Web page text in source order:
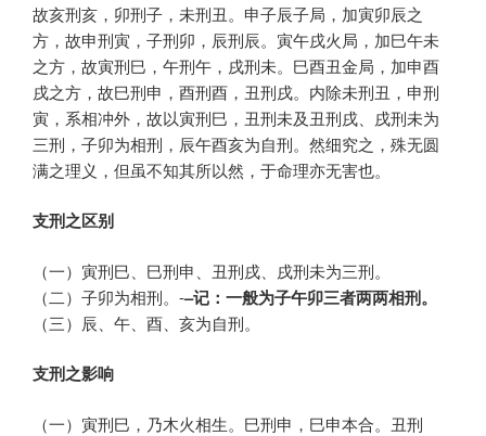
故亥刑亥，卯刑子，未刑丑。申子辰子局，加寅卯辰之
方，故申刑寅，子刑卯，辰刑辰。寅午戌火局，加巳午未
之方，故寅刑巳，午刑午，戌刑未。巳酉丑金局，加申酉
戌之方，故巳刑申，酉刑酉，丑刑戌。内除未刑丑，申刑
寅，系相冲外，故以寅刑巳，丑刑未及丑刑戌、戌刑未为
三刑，子卯为相刑，辰午酉亥为自刑。然细究之，殊无圆
满之理义，但虽不知其所以然，于命理亦无害也。
支刑之区别
（一）寅刑巳、巳刑申、丑刑戌、戌刑未为三刑。
（二）子卯为相刑。-–记：一般为子午卯三者两两相刑。
（三）辰、午、酉、亥为自刑。
支刑之影响
（一）寅刑巳，乃木火相生。巳刑申，巳申本合。丑刑